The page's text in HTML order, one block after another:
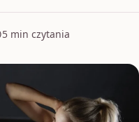
5 min czytania